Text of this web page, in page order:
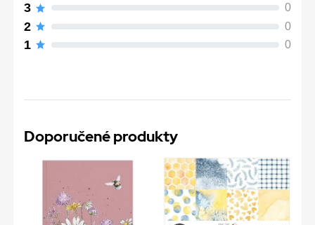
3 0
2 0
1 0
Doporučené produkty